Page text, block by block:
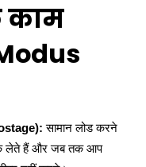
काम
सामान लोड करने
लेते हैं और जब तक आप